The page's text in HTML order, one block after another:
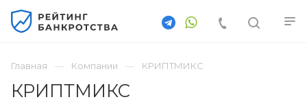
Главная Компании КРИПТМИКС
КРИПТМИКС